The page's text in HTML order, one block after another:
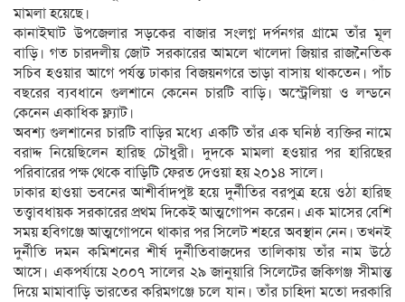
মামলা হয়েছে।
কানাইঘাট উপজেলার সড়কের বাজার সংলগ্ন দর্পনগর গ্রামে তাঁর মূল
বাড়ি। গত চারদলীয় জোট সরকারের আমলে খালেদা জিয়ার রাজনৈতিক
সচিব হওয়ার আগে পর্যন্ত ঢাকার বিজয়নগরে ভাড়া বাসায় থাকতেন। পাঁচ
বছরের ব্যবধানে গুলশানে কেনেন চারটি বাড়ি। অস্ট্রেলিয়া ও লন্ডনে
কেনেন একাধিক ফ্ল্যাট।
অবশ্য গুলশানের চারটি বাড়ির মধ্যে একটি তাঁর এক ঘনিষ্ঠ ব্যক্তির নামে
বরাদ্দ নিয়েছিলেন হারিছ চৌধুরী। দুদকে মামলা হওয়ার পর হারিছের
পরিবারের পক্ষ থেকে বাড়িটি ফেরত দেওয়া হয় ২০১৪ সালে।
ঢাকার হাওয়া ভবনের আশীর্বাদপুষ্ট হয়ে দুর্নীতির বরপুত্র হয়ে ওঠা হারিছ
তত্ত্বাবধায়ক সরকারের প্রথম দিকেই আত্মগোপন করেন। এক মাসের বেশি
সময় হবিগঞ্জে আত্মগোপনে থাকার পর সিলেট শহরে অবস্থান নেন। তখনই
দুর্নীতি দমন কমিশনের শীর্ষ দুর্নীতিবাজদের তালিকায় তাঁর নাম উঠে
আসে। একপর্যায়ে ২০০৭ সালের ২৯ জানুয়ারি সিলেটের জকিগঞ্জ সীমান্ত
দিয়ে মামাবাড়ি ভারতের করিমগঞ্জে চলে যান। তাঁর চাহিদা মতো দরকারি